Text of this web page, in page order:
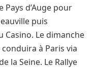
d’Auge pour
puis
Casino. Le dimanche
à Paris via
la Seine. Le Rallye